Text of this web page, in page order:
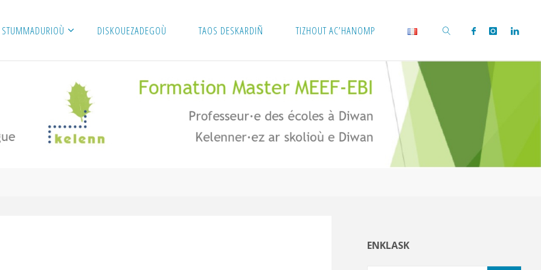
STUMMADURIOÙ DISKOUEZADEGOÙ TAOS DESKARDIÑ TIZHOUT AC’HANOMP
ENKLASK